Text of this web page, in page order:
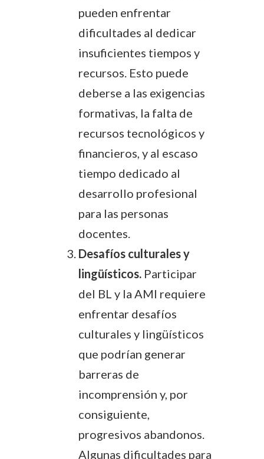
pueden enfrentar
dificultades al dedicar
insuficientes tiempos y
recursos. Esto puede
deberse a las exigencias
formativas, la falta de
recursos tecnológicos y
financieros, y al escaso
tiempo dedicado al
desarrollo profesional
para las personas
docentes.
Desafíos culturales y
lingüísticos. Participar
del BL y la AMI requiere
enfrentar desafíos
culturales y lingüísticos
que podrían generar
barreras de
incomprensión y, por
consiguiente,
progresivos abandonos.
Algunas dificultades para